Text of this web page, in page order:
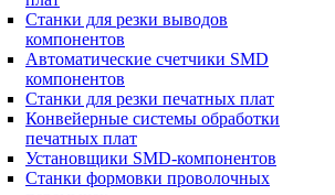
Станки для резки выводов
компонентов
Автоматические счетчики SMD
компонентов
Станки для резки печатных плат
Конвейерные системы обработки
печатных плат
Установщики SMD-компонентов
Станки формовки проволочных